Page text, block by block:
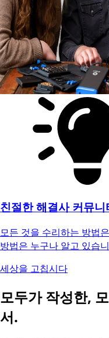
친절한 해결사 커뮤니
모든 것을 수리하는 방법
방법은 누구나 알고 있습
세상을 고칩시다
모두가 작성한,
서.